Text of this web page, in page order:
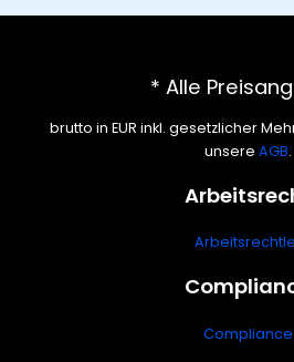
* Alle
brutto in EUR inkl. gesetzlicher
unsere AGB.
Compliance